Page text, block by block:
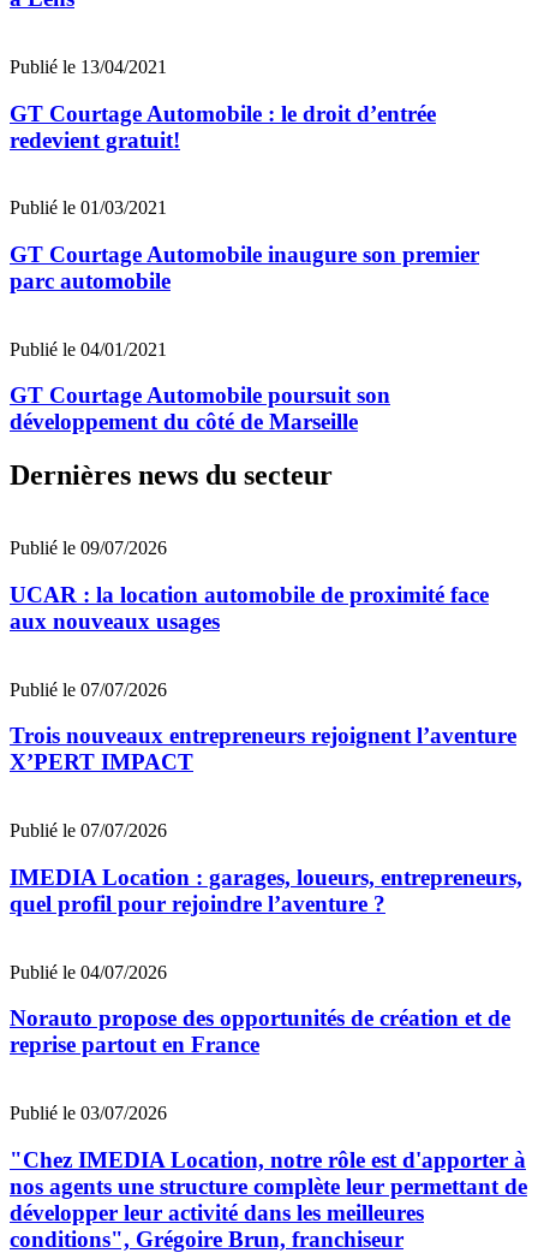
Publié le 13/04/2021
GT Courtage Automobile : le droit d’entrée
redevient gratuit!
Publié le 01/03/2021
GT Courtage Automobile inaugure son premier
parc automobile
Publié le 04/01/2021
GT Courtage Automobile poursuit son
développement du côté de Marseille
Dernières news du secteur
Publié le 09/07/2026
UCAR : la location automobile de proximité face
aux nouveaux usages
Publié le 07/07/2026
Trois nouveaux entrepreneurs rejoignent l’aventure
X’PERT IMPACT
Publié le 07/07/2026
IMEDIA Location : garages, loueurs, entrepreneurs,
quel profil pour rejoindre l’aventure ?
Publié le 04/07/2026
Norauto propose des opportunités de création et de
reprise partout en France
Publié le 03/07/2026
"Chez IMEDIA Location, notre rôle est d'apporter à
nos agents une structure complète leur permettant de
développer leur activité dans les meilleures
conditions", Grégoire Brun, franchiseur